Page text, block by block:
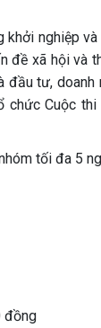
khởi nghiệp
đề xã hội và
đầu tư,
Cuộc
tối đa 5
đồng